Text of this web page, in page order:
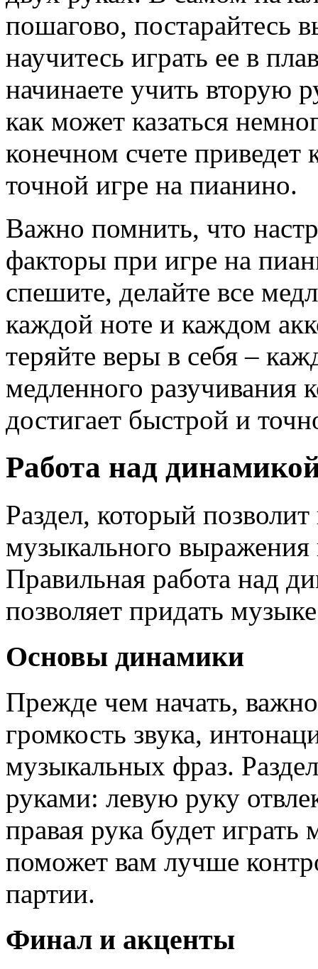
пошагово, постарайтесь
научитесь играть ее в
начинаете учить вторую
как может казаться
конечном счете
точной игре на пианино.
Важно помнить, что
факторы при игре на
спешите, делайте все
каждой ноте и каждом
теряйте веры в себя –
медленного разучивания
достигает быстрой и
Работа над
Раздел, который
музыкального
Правильная работа над
позволяет придать
Основы динамики
Прежде чем начать,
громкость звука,
музыкальных фраз.
руками: левую руку
правая рука будет
поможет вам лучше
партии.
Финал и акценты